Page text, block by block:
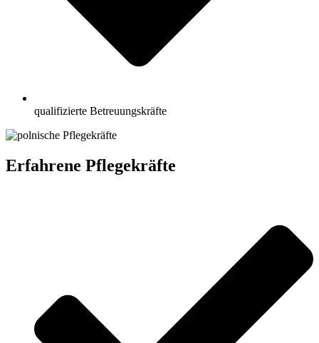
qualifizierte Betreuungskräfte
Erfahrene Pflegekräfte